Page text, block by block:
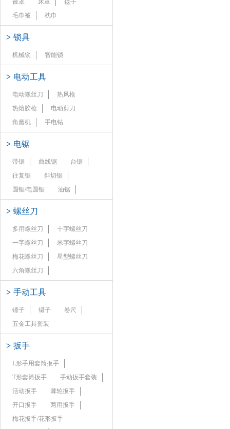
被罩
床罩
毯子
毛巾被
枕巾
> 锁具
机械锁 智能锁
> 电动工具
电动螺丝刀
热风枪
热熔胶枪
电动剪刀
角磨机
手电钻
> 电锯
带锯 曲线锯
台锯
往复锯
斜切锯
圆锯/电圆锯
油锯
> 螺丝刀
多用螺丝刀
十字螺丝刀
一字螺丝刀
米字螺丝刀
梅花螺丝刀
星型螺丝刀
六角螺丝刀
> 手动工具
锤子 镊子
卷尺
五金工具套装
> 扳手
L形手用套筒扳手
T形套筒扳手
手动扳手套装
活动扳手
棘轮扳手
开口扳手
两用扳手
梅花扳手/花形扳手